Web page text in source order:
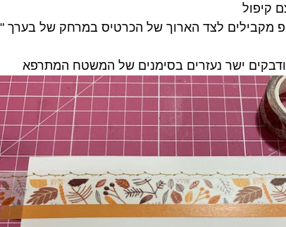
קיפול
מודבקים ישר נעזרים בסימנים של המשטח המתרפא